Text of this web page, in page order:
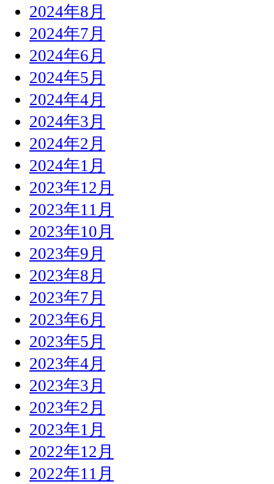
2024年8月
2024年7月
2024年6月
2024年5月
2024年4月
2024年3月
2024年2月
2024年1月
2023年12月
2023年11月
2023年10月
2023年9月
2023年8月
2023年7月
2023年6月
2023年5月
2023年4月
2023年3月
2023年2月
2023年1月
2022年12月
2022年11月